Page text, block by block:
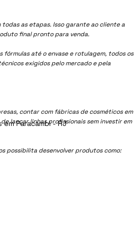
as etapas. Isso garante ao cliente a
final pronto para venda.
fórmulas até o envase e rotulagem, todos os
exigidos pelo mercado e pela
contar com fábricas de cosméticos em
lançar linhas profissionais sem investir em
possibilita desenvolver produtos como:
Paracambi - RJ